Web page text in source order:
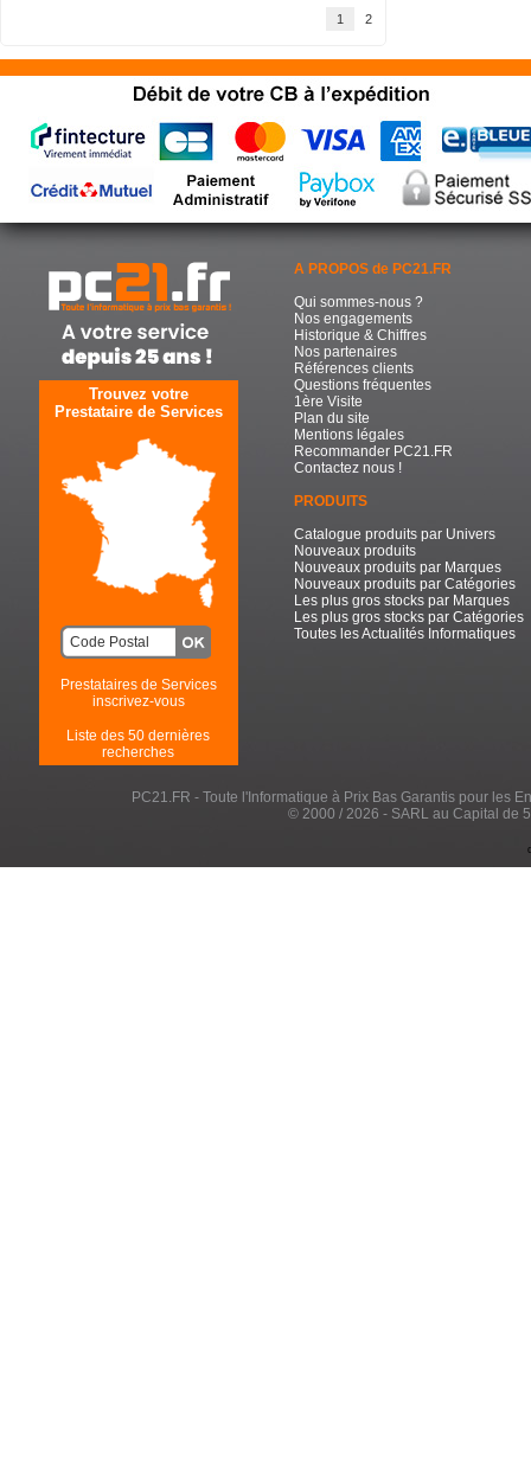
1 2
Trouvez votre
Prestataire de Services
Prestataires de Services
inscrivez-vous
Liste des 50 dernières
recherches
A PROPOS de PC21.FR
Qui sommes-nous ?
Nos engagements
Historique & Chiffres
Nos partenaires
Références clients
Questions fréquentes
1ère Visite
Plan du site
Mentions légales
Recommander PC21.FR
Contactez nous !
PRODUITS
Catalogue produits par Univers
Nouveaux produits
Nouveaux produits par Marques
Nouveaux produits par Catégories
Les plus gros stocks par Marques
Les plus gros stocks par Catégories
Toutes les Actualités Informatiques
PC21.FR - Toute l'Informatique à Prix Bas Garantis pour les
© 2000 / 2026 - SARL au Capital de